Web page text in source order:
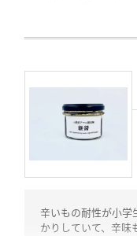
もちろんとても味
たが、ちょっとペー
このたびは素敵な
（試食モニター）
辛いもの耐性が小学
かりしていて、辛味